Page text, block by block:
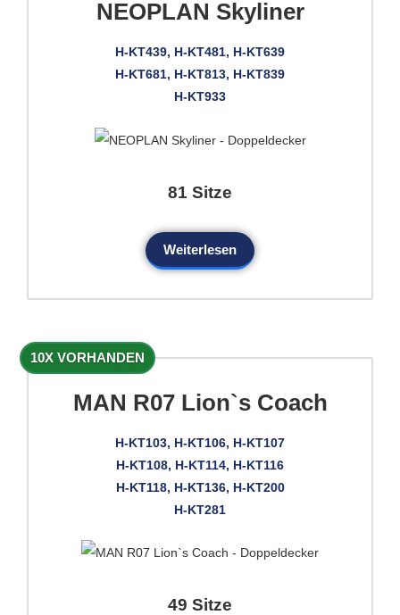
NEOPLAN Skyliner
H-KT439, H-KT481, H-KT639
H-KT681, H-KT813, H-KT839
H-KT933
81 Sitze
Weiterlesen
10X VORHANDEN
MAN R07 Lion`s Coach
H-KT103, H-KT106, H-KT107
H-KT108, H-KT114, H-KT116
H-KT118, H-KT136, H-KT200
H-KT281
49 Sitze